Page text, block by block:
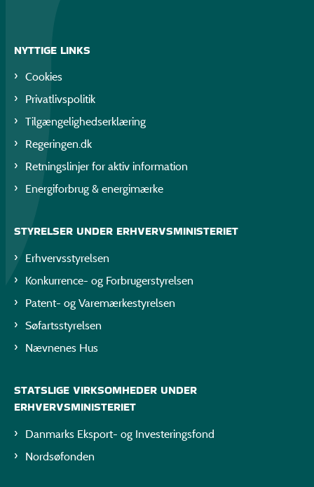
NYTTIGE LINKS
Cookies
Privatlivspolitik
Tilgængelighedserklæring
Regeringen.dk
Retningslinjer for aktiv information
Energiforbrug & energimærke
STYRELSER UNDER ERHVERVSMINISTERIET
Erhvervsstyrelsen
Konkurrence- og Forbrugerstyrelsen
Patent- og Varemærkestyrelsen
Søfartsstyrelsen
Nævnenes Hus
STATSLIGE VIRKSOMHEDER UNDER
ERHVERVSMINISTERIET
Danmarks Eksport- og Investeringsfond
Nordsøfonden